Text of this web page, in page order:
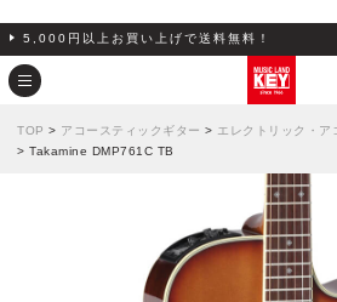
5,000円以上お買い上げで送料無料！
TOP > アコースティックギター > エレクトリック・ア
> Takamine DMP761C TB